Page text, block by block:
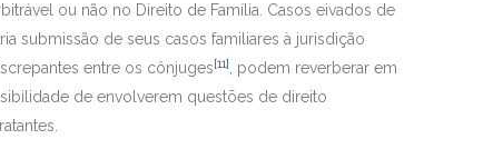
ou não no Direito de Família. Casos eivados de
submissão de seus casos familiares à jurisdição
entre os cônjuges[11], podem reverberar em
de envolverem questões de direito